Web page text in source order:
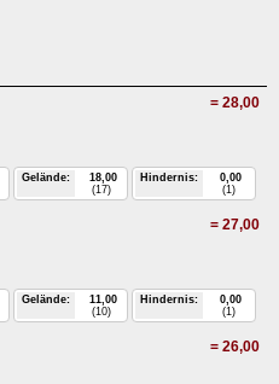
= 28,00
Hindernis:
0,00
(1)
Gelände:
18,00
(17)
= 27,00
Hindernis:
0,00
(1)
Gelände:
11,00
(10)
= 26,00